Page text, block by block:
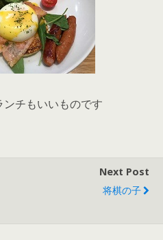
チもいいものです
Next Post
将棋の子